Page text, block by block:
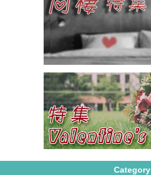
Category